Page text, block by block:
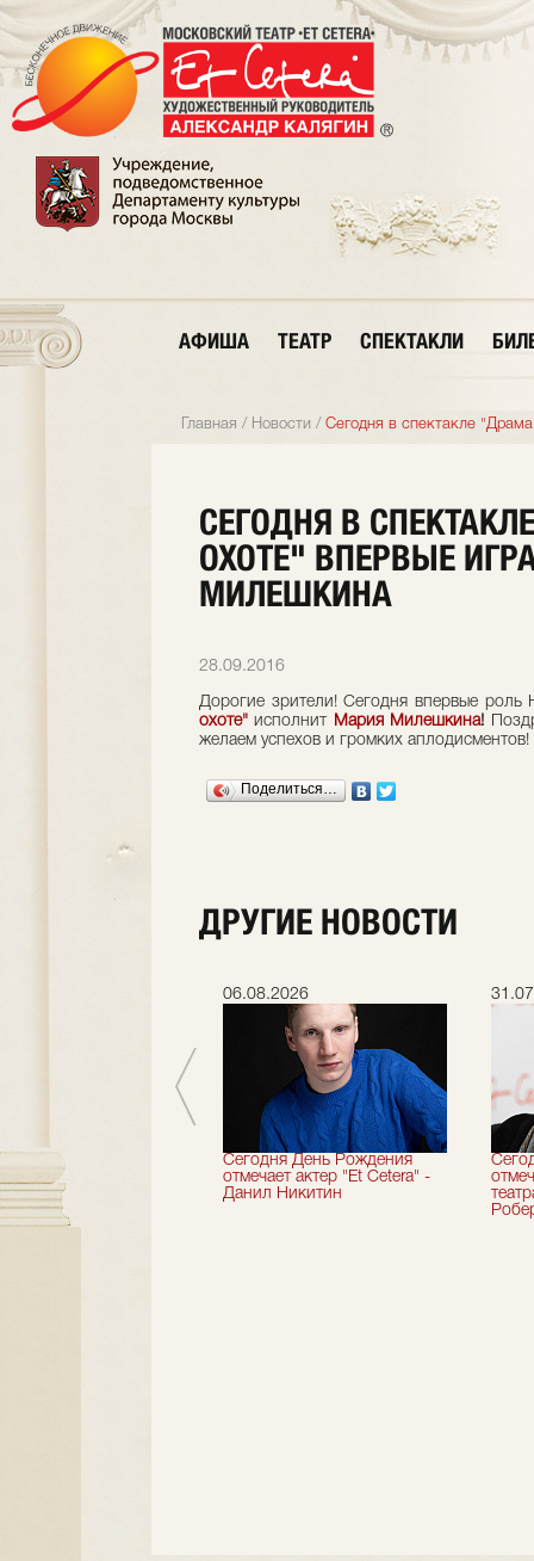
АФИША ТЕАТР СПЕКТАКЛИ
Главная / Новости / Сегодня в спектакле
СЕГОДНЯ В
ОХОТЕ" ВПЕРВЫЕ
МИЛЕШКИНА
28.09.2016
Дорогие зрители! Сегодня впервые роль
охоте" исполнит Мария Милешкина!
желаем успехов и громких аплодисментов!
Поделиться…
ДРУГИЕ НОВОСТИ
сезон!
06.08.2026
Сегодня День Рождения
отмечает актер "Et Cetera" -
Данил Никитин